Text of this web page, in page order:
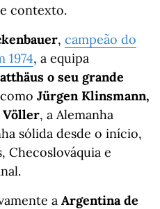
contexto.
, campeão do
1974, a equipa
o seu grande
Jürgen Klinsmann,
Völler, a Alemanha
sólida desde o início,
Checoslováquia e
a Argentina de